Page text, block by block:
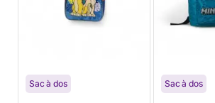
Sac à dos Sac à dos